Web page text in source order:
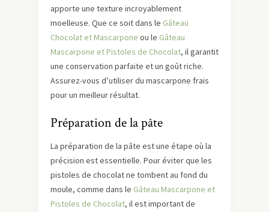
apporte une texture incroyablement
moelleuse. Que ce soit dans le Gâteau
Chocolat et Mascarpone ou le Gâteau
Mascarpone et Pistoles de Chocolat, il garantit
une conservation parfaite et un goût riche.
Assurez-vous d’utiliser du mascarpone frais
pour un meilleur résultat.
Préparation de la pâte
La préparation de la pâte est une étape où la
précision est essentielle. Pour éviter que les
pistoles de chocolat ne tombent au fond du
moule, comme dans le Gâteau Mascarpone et
Pistoles de Chocolat, il est important de